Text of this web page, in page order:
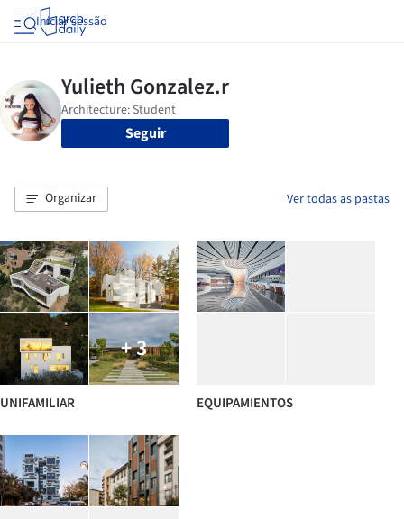
Iniciar sessão
Seguir
Organizar Ver todas as pastas
+ 3
UNIFAMILIAR EQUIPAMIENTOS